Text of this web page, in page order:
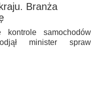
Branża
samochodów
minister spraw